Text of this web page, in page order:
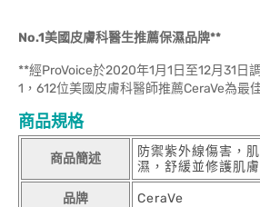
No.1美國皮膚科醫生推薦保濕品牌**
**經ProVoice於2020年1月1日至12月31日
1，612位美國皮膚科醫師推薦CeraVe為最
商品規格
商品簡述
防禦紫外線傷害，
濕，舒緩並修護肌
品牌 CeraVe